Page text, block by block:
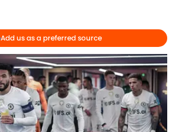
Add us as a preferred source